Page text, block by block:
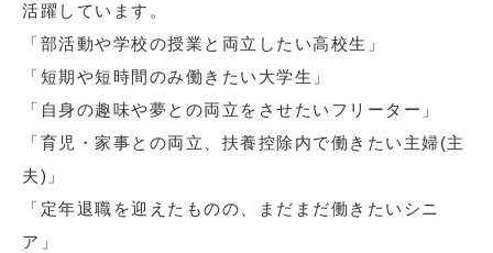
活躍しています。
「部活動や学校の授業と両立したい高校生」
「短期や短時間のみ働きたい大学生」
「自身の趣味や夢との両立をさせたいフリーター」
「育児・家事との両立、扶養控除内で働きたい主婦(主
夫)」
「定年退職を迎えたものの、まだまだ働きたいシニ
ア」